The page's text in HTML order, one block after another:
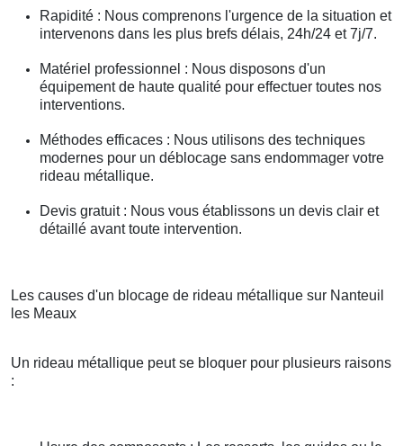
Rapidité : Nous comprenons l'urgence de la situation et
intervenons dans les plus brefs délais, 24h/24 et 7j/7.
Matériel professionnel : Nous disposons d'un
équipement de haute qualité pour effectuer toutes nos
interventions.
Méthodes efficaces : Nous utilisons des techniques
modernes pour un déblocage sans endommager votre
rideau métallique.
Devis gratuit : Nous vous établissons un devis clair et
détaillé avant toute intervention.
Les causes d'un blocage de rideau métallique sur Nanteuil
les Meaux
Un rideau métallique peut se bloquer pour plusieurs raisons
: